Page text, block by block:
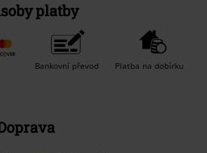
platby
Bankovní převod Platba na dobírku